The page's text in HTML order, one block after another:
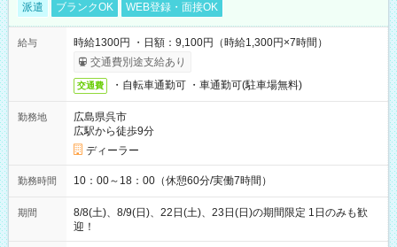
派遣 ブランクOK WEB登録・面接OK
給与
時給1300円 ・日額：9,100円（時給1,300円×7時間）
交通費別途支給あり
交通費 ・自転車通勤可 ・車通勤可(駐車場無料)
勤務地
広島県呉市
広駅から徒歩9分
ディーラー
勤務時間 10：00～18：00（休憩60分/実働7時間）
期間
8/8(土)、8/9(日)、22日(土)、23日(日)の期間限定 1日のみも歓
迎！